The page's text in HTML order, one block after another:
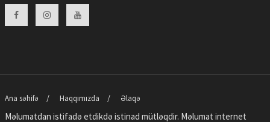
Ana səhifə Haqqımızda Əlaqə
Məlumatdan istifadə etdikdə istinad mütləqdir. Məlumat internet